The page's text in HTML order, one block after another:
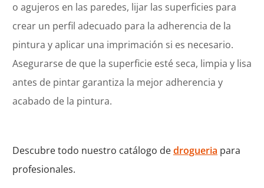
o agujeros en las paredes, lijar las superficies para
crear un perfil adecuado para la adherencia de la
pintura y aplicar una imprimación si es necesario.
Asegurarse de que la superficie esté seca, limpia y lisa
antes de pintar garantiza la mejor adherencia y
acabado de la pintura.
Descubre todo nuestro catálogo dedrogueria para
profesionales.